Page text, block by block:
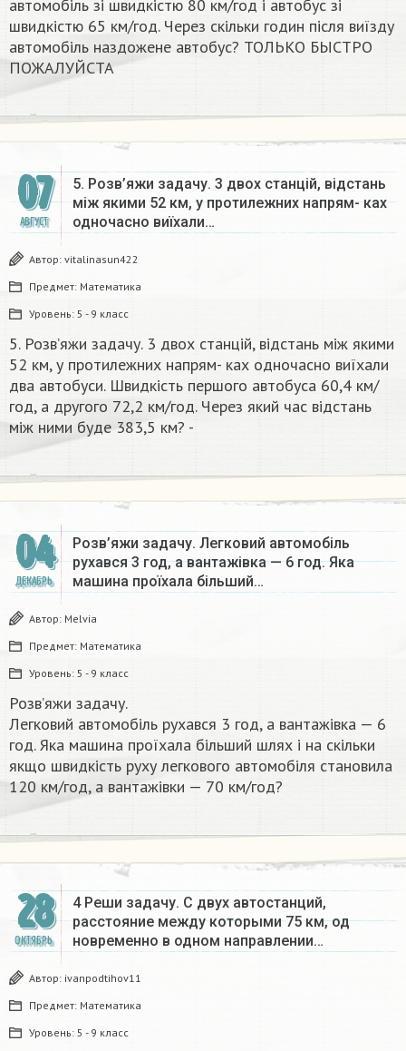
автомобіль зі швидкістю 80 км/год і автобус зі
швидкістю 65 км/год. Через скільки годин після виїзду
автомобіль наздожене автобус? ТОЛЬКО БЫСТРО
ПОЖАЛУЙСТА
07
АВГУСТ
5. Розв’яжи задачу. 3 двох станцій, відстань
між якими 52 км, у протилежних напрям- ках
одночасно виїхали…
Автор: vitalinasun422
Предмет: Математика
Уровень: 5 - 9 класс
5. Розв’яжи задачу. 3 двох станцій, відстань між якими
52 км, у протилежних напрям- ках одночасно виїхали
два автобуси. Швидкість першого автобуса 60,4 км/
год, а другого 72,2 км/год. Через який час відстань
між ними буде 383,5 км? -​
04
ДЕКАБРЬ
Розв’яжи задачу. Легковий автомобіль
рухався 3 год, а вантажівка — 6 год. Яка
машина проїхала більший…
Автор: Melvia
Предмет: Математика
Уровень: 5 - 9 класс
Розв’яжи задачу.
Легковий автомобіль рухався 3 год, а вантажівка — 6
год. Яка машина проїхала більший шлях i на скільки
якщо швидкість руху легкового автомобіля становила
120 км/год, а вантажівки — 70 км/год?​
28
ОКТЯБРЬ
4 Реши задачу. С двух автостанций,
расстояние между которыми 75 км, од
новременно в одном направлении…
Автор: ivanpodtihov11
Предмет: Математика
Уровень: 5 - 9 класс